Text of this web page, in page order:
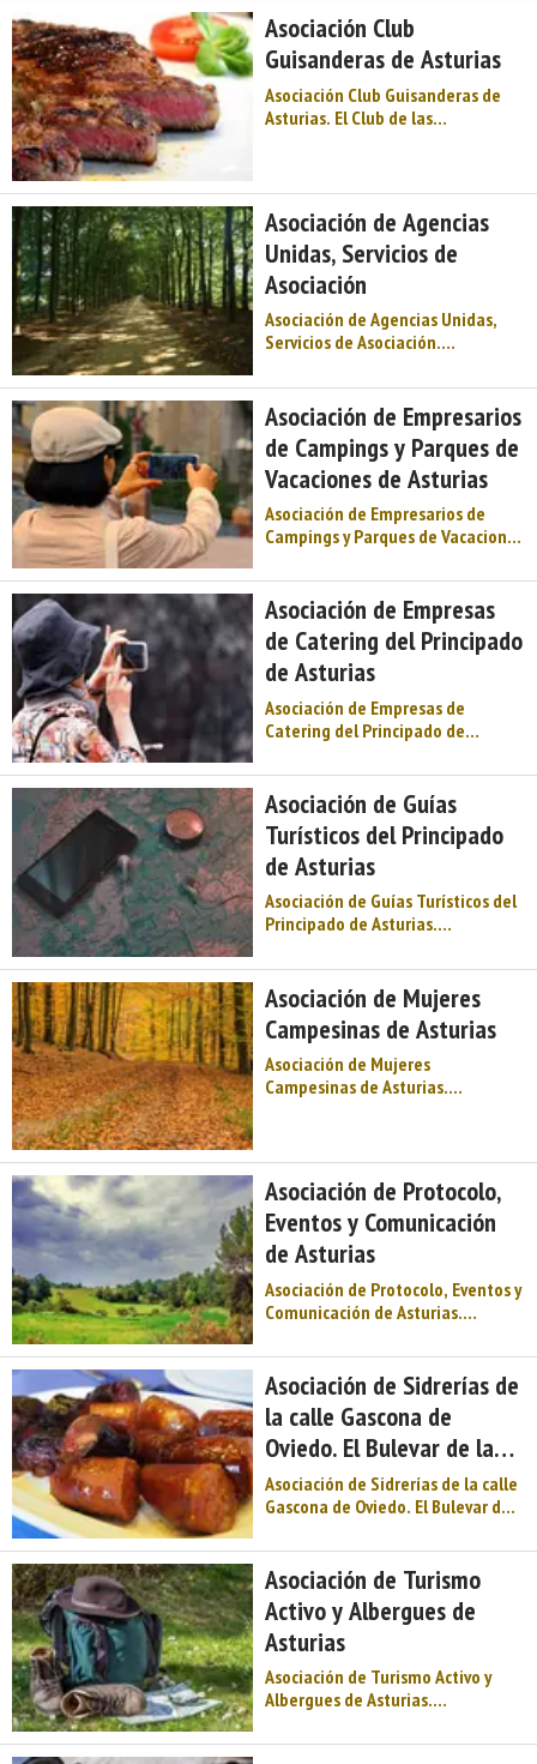
Asturias. Naturaleza, Arte
Prerrománico, fiesta,
gastronomía, Premios Princesa… y
Asociación Club
Guisanderas de Asturias
Asociación Club Guisanderas de
Asturias. El Club de las
publicación de recetas, presencia
en actos y congresos y jornadas
gastronómicas. Esta act ...
Asociación de Agencias
Unidas, Servicios de
Asociación
Asociación de Agencias Unidas,
Servicios de Asociación.
turísticos. Asociaciones de
turismo. Centro de Asturias.
Comarca de Oviedo. Montaña de
Asturias. Naturaleza, Arte
Prerrománico, fiesta,
gastronomía, Premios Princ ...
Asociación de Empresarios
de Campings y Parques de
Vacaciones de Asturias
Asociación de Empresarios de
Campings y Parques de Vacaciones
Servicios turísticos. Asociaciones
de turismo. Centro de Asturias.
Comarca de Oviedo. Montaña de
Asturias. Naturaleza, Arte
Prerrománico, fiesta, gastron ...
Asociación de Empresas
de Catering del Principado
de Asturias
Asociación de Empresas de
Catering del Principado de
Servicios turísticos. Asociaciones
de turismo. Centro de Asturias.
Comarca de Oviedo. Montaña de
Asturias. Naturaleza, Arte
Prerrománico, fiesta,
gastronomía, Premio ...
Asociación de Guías
Turísticos del Principado
de Asturias
Asociación de Guías Turísticos del
Principado de Asturias.
turísticos. Asociaciones de
turismo. Centro de Asturias.
Comarca de Oviedo. Montaña de
Asturias. Naturaleza, Arte
Prerrománico, fiesta,
gastronomía, Premios Pr ...
Asociación de Mujeres
Campesinas de Asturias
Asociación de Mujeres
Campesinas de Asturias.
Comarca de Oviedo. Montaña de
Asturias. Naturaleza, Arte
Prerrománico, fiesta,
gastronomía, Premios Princesa… y
muc ...
Asociación de Protocolo,
Eventos y Comunicación
de Asturias
Asociación de Protocolo, Eventos y
Comunicación de Asturias.
turísticos. Asociaciones de
turismo. Centro de Asturias.
Comarca de Oviedo. Montaña de
Asturias. Naturaleza, Arte
Prerrománico, fiesta,
Asociación de Sidrerías de
la calle Gascona de
Oviedo. El Bulevar de la
Sidra
Asociación de Sidrerías de la calle
Gascona de Oviedo. El Bulevar de
Servicios turísticos. Asociaciones
de turismo. Centro de Asturias.
Comarca de Oviedo. Montaña de
Asturias. Naturaleza, Arte
Prerrománico, fiesta, gas ...
Asociación de Turismo
Activo y Albergues de
Asturias
Asociación de Turismo Activo y
Albergues de Asturias.
turísticos. Asociaciones de